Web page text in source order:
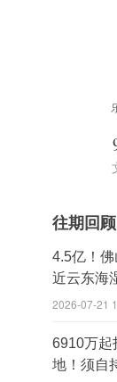
往期回顾
4.5亿！佛
近云东海
2026-07-21
6910万起
地！须自